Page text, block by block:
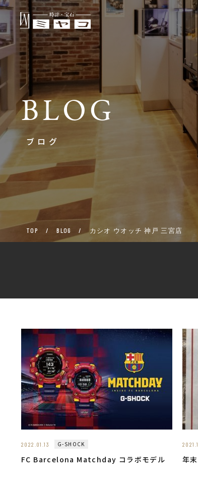
BLOG
ブログ
TOP / BLOG / カシオ ウオッチ 神戸 三宮店
2022.01.13 G-SHOCK
FC Barcelona Matchday コラボモデル 年